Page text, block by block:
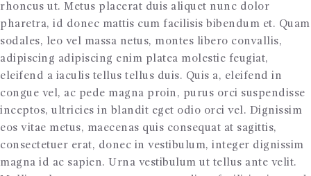
BODAS
EMPRESAS
DIAS ESPECIALES
FUNERARIO
TIENDA ONLINE
CONTACTOS
rhoncus ut. Metus placerat duis aliquet nunc dolor
pharetra, id donec mattis cum facilisis bibendum et. Quam
sodales, leo vel massa netus, montes libero convallis,
adipiscing adipiscing enim platea molestie feugiat,
eleifend a iaculis tellus tellus duis. Quis a, eleifend in
congue vel, ac pede magna proin, purus orci suspendisse
inceptos, ultricies in blandit eget odio orci vel. Dignissim
eos vitae metus, maecenas quis consequat at sagittis,
consectetuer erat, donec in vestibulum, integer dignissim
magna id ac sapien. Urna vestibulum ut tellus ante velit.